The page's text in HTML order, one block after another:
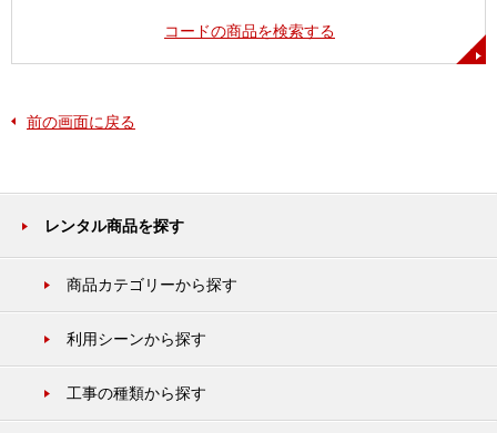
コードの商品を検索する
前の画面に戻る
レンタル商品を探す
商品カテゴリーから探す
利用シーンから探す
工事の種類から探す